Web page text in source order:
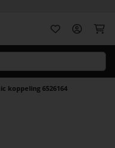
koppeling 6526164